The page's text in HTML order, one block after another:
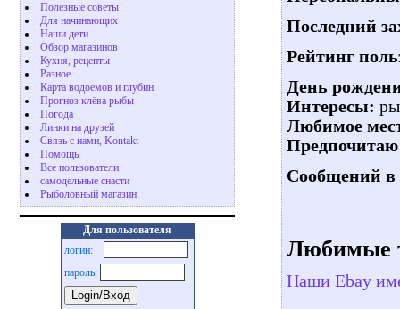
Полезные советы
Для начинающих
Наши дети
Обзор магазинов
Кухня, рецепты
Разное
Карта водоемов и глубин
Прогноз клёва рыбы
Погода
Линки на друзей
Связь с нами, Kontakt
Помощь
Все пользователи
самодельные снасти
Рыболовный магазин
Для пользователя
логин:
пароль:
Последний
Рейтинг
День
Интересы:
Любимое
Сообщений в
Любимые
Наши Ebay